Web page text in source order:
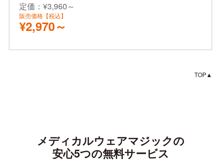
定価：¥3,960～
販売価格【税込】
¥2,970～
TOP▲
メディカルウェアマジックの
安心5つの無料サービス